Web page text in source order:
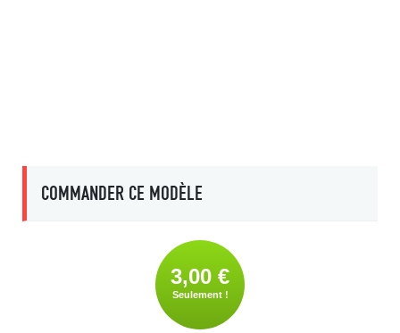
COMMANDER CE MODÈLE
3,00 €
Seulement !